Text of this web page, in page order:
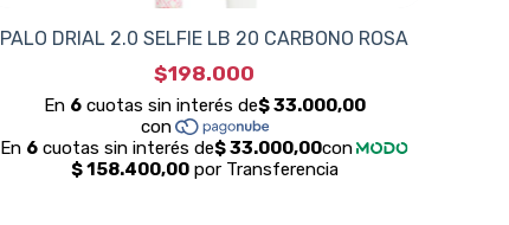
PALO DRIAL 2.0 SELFIE LB 20 CARBONO ROSA
$198.000